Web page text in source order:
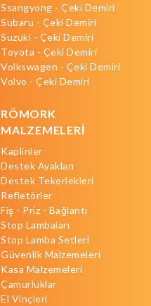
Ssangyong - Çeki Demiri
Subaru - Çeki Demiri
Suzuki - Çeki Demiri
Toyota - Çeki Demiri
Volkswagen - Çeki Demiri
Volvo - Çeki Demiri
RÖMORK
MALZEMELERİ
Kaplinler
Destek Ayakları
Destek Tekerlekleri
Refletörler
Fiş - Priz - Bağlantı
Stop Lambaları
Stop Lamba Setleri
Güvenlik Malzemeleri
Kasa Malzemeleri
Çamurluklar
El Vinçleri